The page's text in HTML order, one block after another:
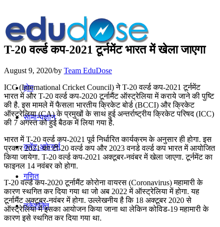
होम
सामान्यज्ञान
करेंट अफेयर्स
गणित
तर्कशक्ति
T-20 वर्ल्ड कप-2021 टूर्नमेंट भारत में खेला जाएगा
August 9, 2020/by Team EduDose
ICC (International Cricket Council) ने T-20 वर्ल्ड कप-2021 टूर्नमेंट
भारत में और T-20 वर्ल्ड कप-2020 टूर्नामैंट ऑस्ट्रेलिया में कराये जाने की पुष्टि
की है. इस मामले में फैसला भारतीय क्रिकेट बोर्ड (BCCI) और क्रिकेट
ऑस्ट्रेलिया (CA) के प्रमुखों के साथ हुई अन्तर्राष्ट्रीय क्रिकेट परिषद (ICC)
की 7 अगस्त को हुई बैठक में लिया गया है.
भारत में T-20 वर्ल्ड कप-2021 पूर्व निर्धारित कार्यक्रम के अनुसार ही होगा. इस
प्रकार 2021 का टी-20 वर्ल्ड कप और 2023 वनडे वर्ल्ड कप भारत में आयोजित
किया जायेगा. T-20 वर्ल्ड कप-2021 अक्टूबर-नवंबर में खेला जाएगा. टूर्नमेंट का
फाइनल 14 नवंबर को होगा.
T-20 वर्ल्ड कप-2020 टूर्नामैंट कोरोना वायरस (Coronavirus) महामारी के
कारण स्थगित कर दिया गया था जो अब 2022 में ऑस्ट्रेलिया में होगा. यह
टूर्नामैंट अक्टूबर-नवंबर में होगा. उल्लेखनीय है कि 18 अक्टूबर 2020 से
ऑस्ट्रेलिया में इसका आयोजन किया जाना था लेकिन कोविड-19 महामारी के
कारण इसे स्थगित कर दिया गया था.